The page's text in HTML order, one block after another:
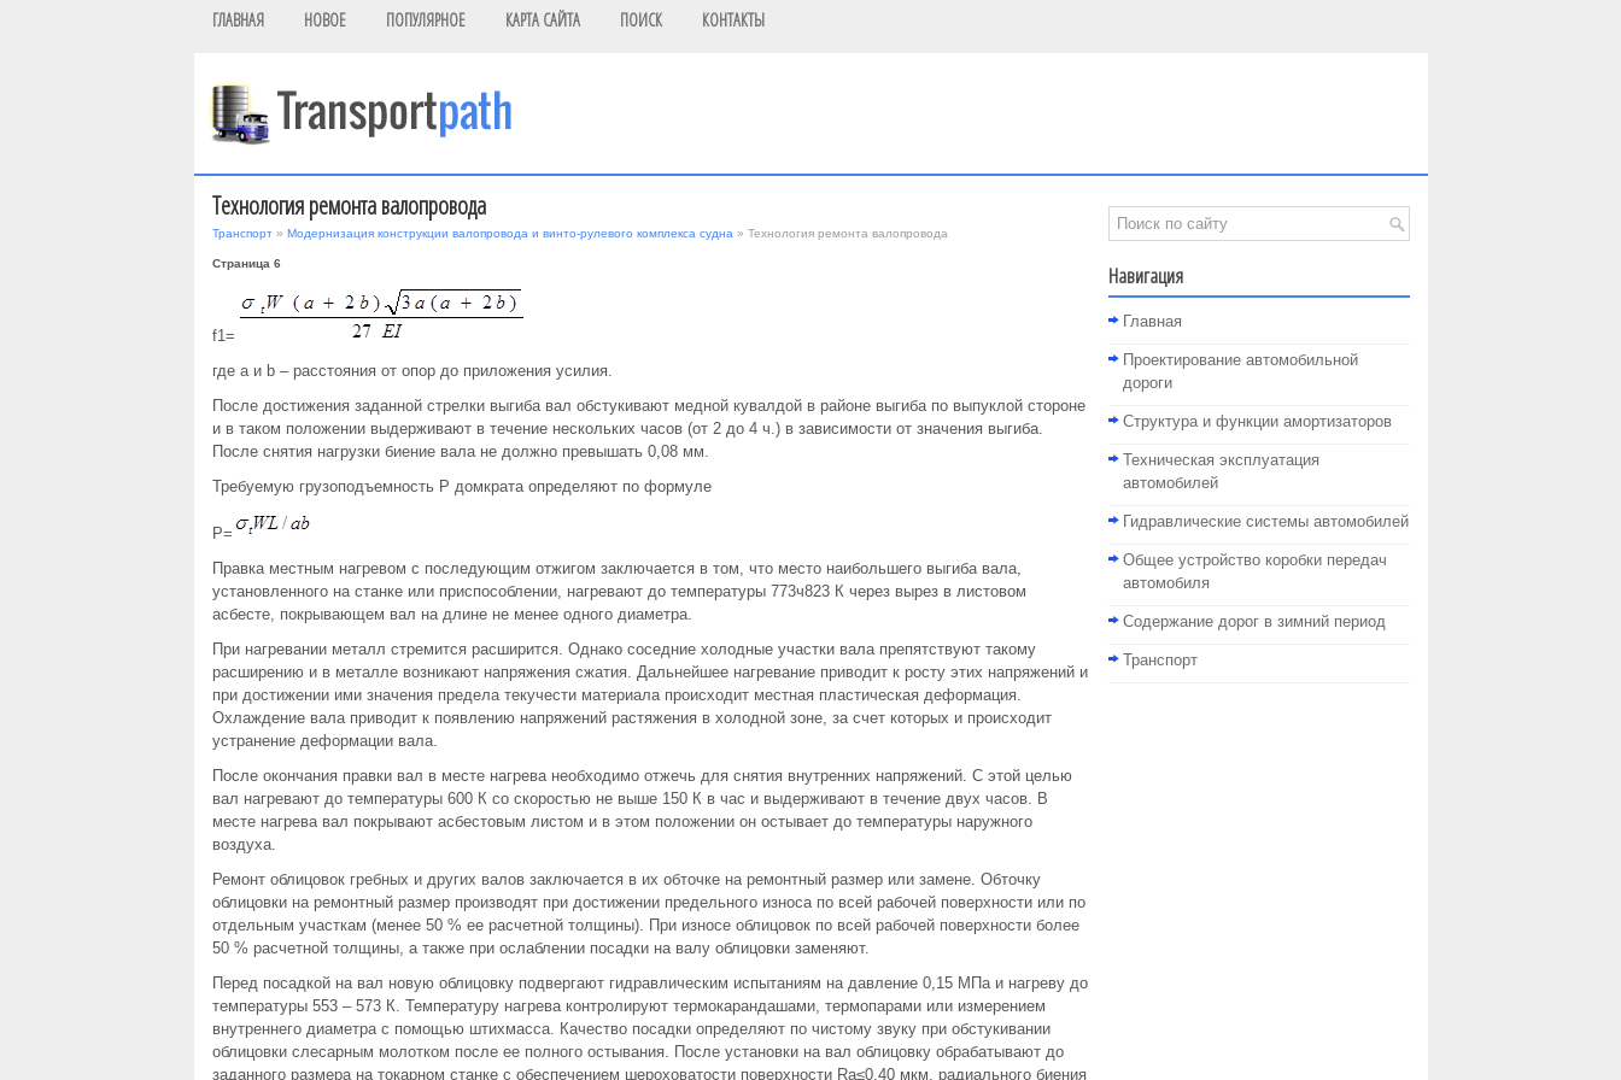
ГЛАВНАЯ НОВОЕ ПОПУЛЯРНОЕ КАРТА САЙТА ПОИСК КОНТАКТЫ
Технология ремонта валопровода
Транспорт» Модернизация конструкции валопровода и винто-рулевого комплекса судна » Технология ремонта валопровода
Страница 6
f1=
где a и b – расстояния от опор до приложения усилия.
После достижения заданной стрелки выгиба вал обстукивают медной кувалдой в районе выгиба по выпуклой стороне
и в таком положении выдерживают в течение нескольких часов (от 2 до 4 ч.) в зависимости от значения выгиба.
После снятия нагрузки биение вала не должно превышать 0,08 мм.
Требуемую грузоподъемность Р домкрата определяют по формуле
Р=
Правка местным нагревом с последующим отжигом заключается в том, что место наибольшего выгиба вала,
установленного на станке или приспособлении, нагревают до температуры 773ч823 К через вырез в листовом
асбесте, покрывающем вал на длине не менее одного диаметра.
При нагревании металл стремится расширится. Однако соседние холодные участки вала препятствуют такому
расширению и в металле возникают напряжения сжатия. Дальнейшее нагревание приводит к росту этих напряжений и
при достижении ими значения предела текучести материала происходит местная пластическая деформация.
Охлаждение вала приводит к появлению напряжений растяжения в холодной зоне, за счет которых и происходит
устранение деформации вала.
После окончания правки вал в месте нагрева необходимо отжечь для снятия внутренних напряжений. С этой целью
вал нагревают до температуры 600 К со скоростью не выше 150 К в час и выдерживают в течение двух часов. В
месте нагрева вал покрывают асбестовым листом и в этом положении он остывает до температуры наружного
воздуха.
Ремонт облицовок гребных и других валов заключается в их обточке на ремонтный размер или замене. Обточку
облицовки на ремонтный размер производят при достижении предельного износа по всей рабочей поверхности или по
отдельным участкам (менее 50 % ее расчетной толщины). При износе облицовок по всей рабочей поверхности более
50 % расчетной толщины, а также при ослаблении посадки на валу облицовки заменяют.
Перед посадкой на вал новую облицовку подвергают гидравлическим испытаниям на давление 0,15 МПа и нагреву до
температуры 553 – 573 К. Температуру нагрева контролируют термокарандашами, термопарами или измерением
внутреннего диаметра с помощью штихмасса. Качество посадки определяют по чистому звуку при обстукивании
облицовки слесарным молотком после ее полного остывания. После установки на вал облицовку обрабатывают до
заданного размера на токарном станке с обеспечением шероховатости поверхности Ra≤0.40 мкм, радиального биения
Навигация
Главная
Проектирование автомобильной
дороги
Структура и функции амортизаторов
Техническая эксплуатация
автомобилей
Гидравлические системы автомобилей
Общее устройство коробки передач
автомобиля
Содержание дорог в зимний период
Транспорт